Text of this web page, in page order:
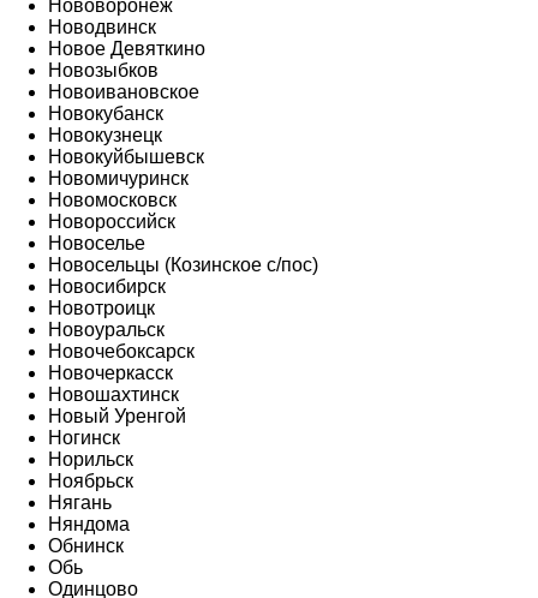
Нововоронеж
Новодвинск
Новое Девяткино
Новозыбков
Новоивановское
Новокубанск
Новокузнецк
Новокуйбышевск
Новомичуринск
Новомосковск
Новороссийск
Новоселье
Новосельцы (Козинское с/пос)
Новосибирск
Новотроицк
Новоуральск
Новочебоксарск
Новочеркасск
Новошахтинск
Новый Уренгой
Ногинск
Норильск
Ноябрьск
Нягань
Няндома
Обнинск
Обь
Одинцово